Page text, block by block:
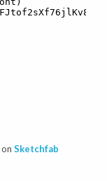
on Sketchfab